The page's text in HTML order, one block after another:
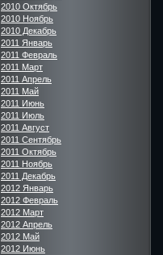
2010 Октябрь
2010 Ноябрь
2010 Декабрь
2011 Январь
2011 Февраль
2011 Март
2011 Апрель
2011 Май
2011 Июнь
2011 Июль
2011 Август
2011 Сентябрь
2011 Октябрь
2011 Ноябрь
2011 Декабрь
2012 Январь
2012 Февраль
2012 Март
2012 Апрель
2012 Май
2012 Июнь